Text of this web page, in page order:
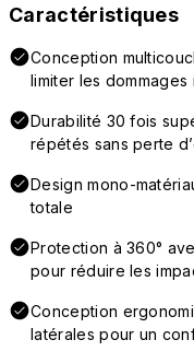
Caractéristiques
Conception
limiter les dommages
Durabilité 30 fois
répétés sans perte
Design mono-
totale
Protection à 360°
pour réduire les
Conception
latérales pour un